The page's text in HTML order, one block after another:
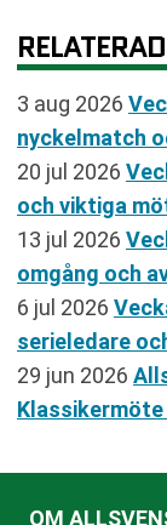
3 aug 2026
nyckelmatch
20 jul 2026
och viktiga
13 jul 2026
omgång och
6 jul 2026
serieledare
29 jun 2026
OM